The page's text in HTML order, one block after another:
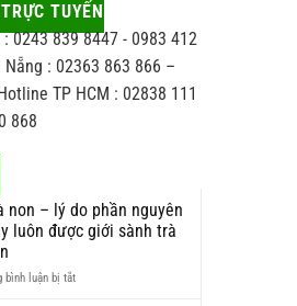
TUYẾN
0243 839 8447 - 0983 412
: 02363 863 866 –
TP HCM : 02838 111
868
non – lý do phần nguyên
luôn được giới sành trà
bình luận bị tắtở